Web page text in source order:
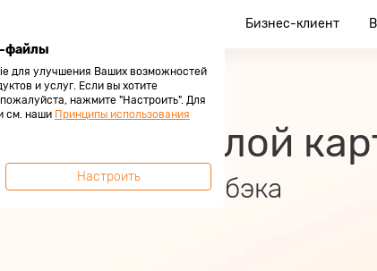
Бизнес-клиент
с Белой
всегда 2% кэшбэка
файлы
для улучшения Ваших возможностей
и услуг. Если вы хотите
нажмите "Настроить". Для
см. наши Принципы использования
Настроить